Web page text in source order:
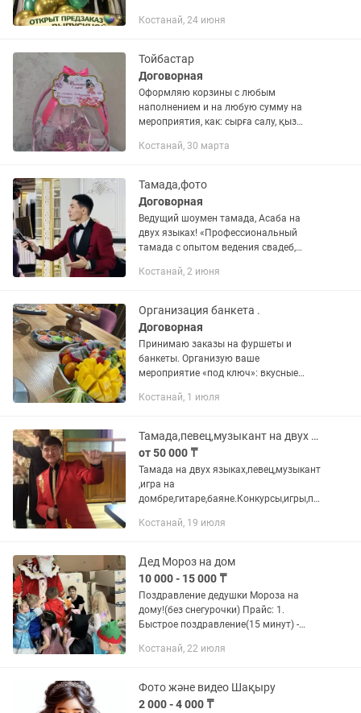
Костанай, 24 июня
Тойбастар
Договорная
Оформляю корзины с любым
наполнением и на любую сумму на
мероприятия, как: сырға салу, қыз
шығару, бесік той, тілашар, сүндет той,
Костанай, 30 марта
Тамада,фото
Договорная
Ведущий шоумен тамада, Асаба на
двух языках! «Профессиональный
тамада с опытом ведения свадеб,
праздников. Индивидуальный подход к
Костанай, 2 июня
Организация банкета .
Договорная
Принимаю заказы на фуршеты и
банкеты. Организую ваше
мероприятие «под ключ»: вкусные
профессиональное обслуживание. В
опытные повара. Работаю с...
Костанай, 1 июля
Тамада,певец,музыкант на двух языках
от 50 000 ₸
Тамада на двух языках,певец,музыкант
,игра на
домбре,гитаре,баяне.Конкурсы,игры,пе
мероприятие : тусау
т.д.Индивидуальный подход к...
Костанай, 19 июля
Дед Мороз на дом
10 000 - 15 000 ₸
Поздравление дедушки Мороза на
дому!(без снегурочки) Прайс: 1.
Быстрое поздравление(15 минут) -
фото с дед морозом — 10 000 тг. 2.
Костанай, 22 июля
Фото және видео Шақыру
2 000 - 4 000 ₸